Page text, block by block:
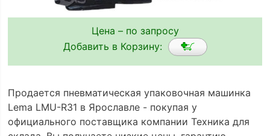
Цена – по запросу
Добавить в Корзину:
Продается пневматическая упаковочная машинка
Lema LMU-R31 в Ярославле - покупая у
официального поставщика компании Техника для